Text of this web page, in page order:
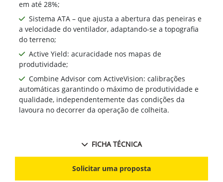
em até 28%;
Sistema ATA – que ajusta a abertura das peneiras e
a velocidade do ventilador, adaptando-se a topografia
do terreno;
Active Yield: acuracidade nos mapas de
produtividade;
Combine Advisor com ActiveVision: calibrações
automáticas garantindo o máximo de produtividade e
qualidade, independentemente das condições da
lavoura no decorrer da operação de colheita.
FICHA TÉCNICA
Solicitar uma proposta